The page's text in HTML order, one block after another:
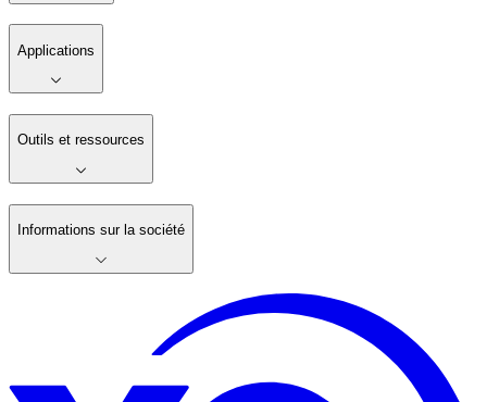
Applications
Outils et ressources
Informations sur la société